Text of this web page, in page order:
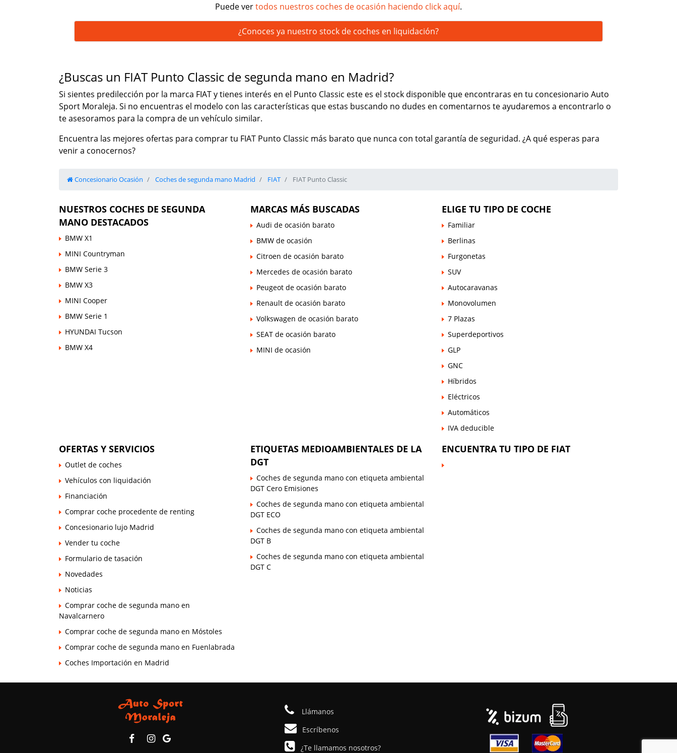
Puede vertodos nuestros coches de ocasión haciendo click aquí.
¿Conoces ya nuestro stock de coches en liquidación?
¿Buscas un FIAT Punto Classic de segunda mano en Madrid?
Si sientes predilección por la marca FIAT y tienes interés en el Punto Classic este es el stock disponible que encontraras en tu concesionario Auto
Sport Moraleja. Si no encuentras el modelo con las características que estas buscando no dudes en comentarnos te ayudaremos a encontrarlo o
te asesoramos para la compra de un vehículo similar.
Encuentra las mejores ofertas para comprar tu FIAT Punto Classic más barato que nunca con total garantía de seguridad. ¿A qué esperas para
venir a conocernos?
Concesionario Ocasión Coches de segunda mano Madrid FIAT FIAT Punto Classic
NUESTROS COCHES DE SEGUNDA
MANO DESTACADOS
BMW X1
MINI Countryman
BMW Serie 3
BMW X3
MINI Cooper
BMW Serie 1
HYUNDAI Tucson
BMW X4
MARCAS MÁS BUSCADAS
Audi de ocasión barato
BMW de ocasión
Citroen de ocasión barato
Mercedes de ocasión barato
Peugeot de ocasión barato
Renault de ocasión barato
Volkswagen de ocasión barato
SEAT de ocasión barato
MINI de ocasión
ELIGE TU TIPO DE COCHE
Familiar
Berlinas
Furgonetas
SUV
Autocaravanas
Monovolumen
7 Plazas
Superdeportivos
GLP
GNC
Híbridos
Eléctricos
Automáticos
IVA deducible
OFERTAS Y SERVICIOS
Outlet de coches
Vehículos con liquidación
Financiación
Comprar coche procedente de renting
Concesionario lujo Madrid
Vender tu coche
Formulario de tasación
Novedades
Noticias
Comprar coche de segunda mano en
Navalcarnero
Comprar coche de segunda mano en Móstoles
Comprar coche de segunda mano en Fuenlabrada
Coches Importación en Madrid
ETIQUETAS MEDIOAMBIENTALES DE LA
DGT
Coches de segunda mano con etiqueta ambiental
DGT Cero Emisiones
Coches de segunda mano con etiqueta ambiental
DGT ECO
Coches de segunda mano con etiqueta ambiental
DGT B
Coches de segunda mano con etiqueta ambiental
DGT C
ENCUENTRA TU TIPO DE FIAT
Llámanos
Escríbenos
¿Te llamamos nosotros?